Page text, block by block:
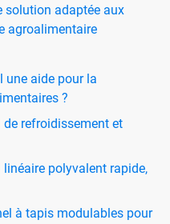
solution adaptée aux
agroalimentaire
une aide pour la
?
de refroidissement et
linéaire polyvalent rapide,
à tapis modulables pour